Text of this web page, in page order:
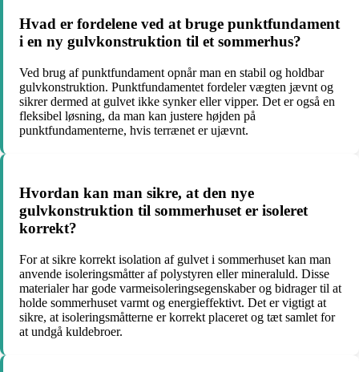
Hvad er fordelene ved at bruge punktfundament
i en ny gulvkonstruktion til et sommerhus?
Ved brug af punktfundament opnår man en stabil og holdbar
gulvkonstruktion. Punktfundamentet fordeler vægten jævnt og
sikrer dermed at gulvet ikke synker eller vipper. Det er også en
fleksibel løsning, da man kan justere højden på
punktfundamenterne, hvis terrænet er ujævnt.
Hvordan kan man sikre, at den nye
gulvkonstruktion til sommerhuset er isoleret
korrekt?
For at sikre korrekt isolation af gulvet i sommerhuset kan man
anvende isoleringsmåtter af polystyren eller mineraluld. Disse
materialer har gode varmeisoleringsegenskaber og bidrager til at
holde sommerhuset varmt og energieffektivt. Det er vigtigt at
sikre, at isoleringsmåtterne er korrekt placeret og tæt samlet for
at undgå kuldebroer.